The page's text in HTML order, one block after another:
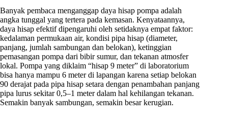
Banyak pembaca menganggap daya hisap pompa adalah
angka tunggal yang tertera pada kemasan. Kenyataannya,
daya hisap efektif dipengaruhi oleh setidaknya empat faktor:
kedalaman permukaan air, kondisi pipa hisap (diameter,
panjang, jumlah sambungan dan belokan), ketinggian
pemasangan pompa dari bibir sumur, dan tekanan atmosfer
lokal. Pompa yang diklaim “hisap 9 meter” di laboratorium
bisa hanya mampu 6 meter di lapangan karena setiap belokan
90 derajat pada pipa hisap setara dengan penambahan panjang
pipa lurus sekitar 0,5–1 meter dalam hal kehilangan tekanan.
Semakin banyak sambungan, semakin besar kerugian.